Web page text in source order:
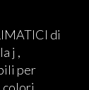
di
j ,
per